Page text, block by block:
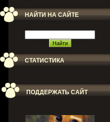
НАЙТИ НА САЙТЕ
СТАТИСТИКА
ПОДДЕРЖАТЬ САЙТ